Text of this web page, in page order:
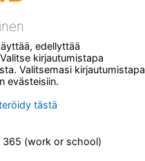
edellyttää
kirjautumistapa
Valitsemasi kirjautumistapa
evästeisiin.
tästä
(work or school)